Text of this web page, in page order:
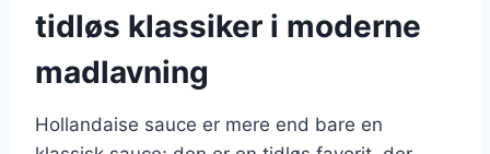
tidløs klassiker i moderne
madlavning
Hollandaise sauce er mere end bare en